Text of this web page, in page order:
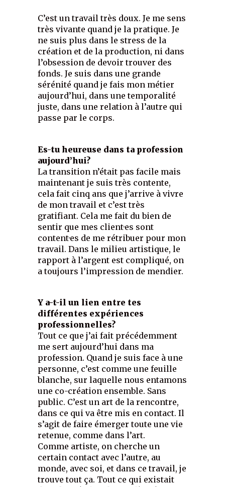
C’est un travail très doux. Je me sens
très vivante quand je la pratique. Je
ne suis plus dans le stress de la
création et de la production, ni dans
l’obsession de devoir trouver des
fonds. Je suis dans une grande
sérénité quand je fais mon métier
aujourd’hui, dans une temporalité
juste, dans une relation à l’autre qui
passe par le corps.
Es-tu heureuse dans ta profession
aujourd’hui?
La transition n’était pas facile mais
maintenant je suis très contente,
cela fait cinq ans que j’arrive à vivre
de mon travail et c’est très
gratifiant. Cela me fait du bien de
sentir que mes client·es sont
content·es de me rétribuer pour mon
travail. Dans le milieu artistique, le
rapport à l’argent est compliqué, on
a toujours l’impression de mendier.
Y a-t-il un lien entre tes
différentes expériences
professionnelles?
Tout ce que j’ai fait précédemment
me sert aujourd’hui dans ma
profession. Quand je suis face à une
personne, c’est comme une feuille
blanche, sur laquelle nous entamons
une co-création ensemble. Sans
public. C’est un art de la rencontre,
dans ce qui va être mis en contact. Il
s’agit de faire émerger toute une vie
retenue, comme dans l’art.
Comme artiste, on cherche un
certain contact avec l’autre, au
monde, avec soi, et dans ce travail, je
trouve tout ça. Tout ce qui existait